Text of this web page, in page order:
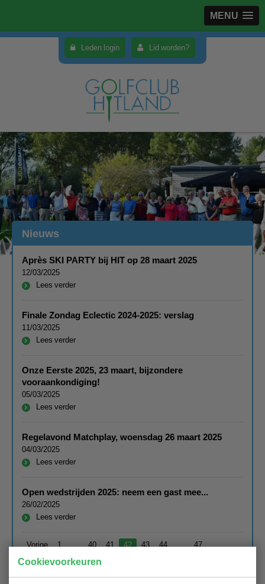
MENU
Cookievoorkeuren
Leden login Lid worden?
Nieuws
Après SKI PARTY bij HIT op 28 maart 2025
12/03/2025
Lees verder
Finale Zondag Eclectic 2024-2025: verslag
11/03/2025
Lees verder
Onze Eerste 2025, 23 maart, bijzondere
vooraankondiging!
05/03/2025
Lees verder
Regelavond Matchplay, woensdag 26 maart 2025
04/03/2025
Lees verder
Open wedstrijden 2025: neem een gast mee...
26/02/2025
Lees verder
Vorige 1 40 41 42 43 44
47
Volgende